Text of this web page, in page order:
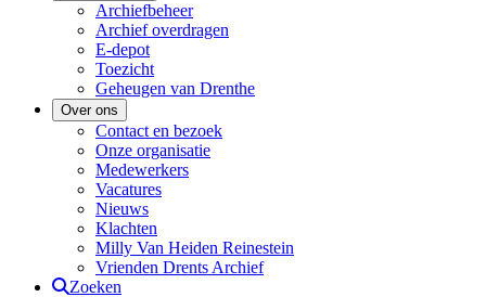
Archiefbeheer
Archief overdragen
E-depot
Toezicht
Geheugen van Drenthe
Over ons
Contact en bezoek
Onze organisatie
Medewerkers
Vacatures
Nieuws
Klachten
Milly Van Heiden Reinestein
Vrienden Drents Archief
Zoeken